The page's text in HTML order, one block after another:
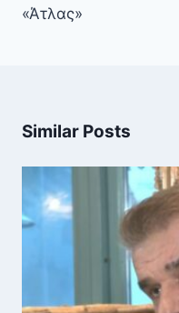
«Άτλας»
Similar Posts